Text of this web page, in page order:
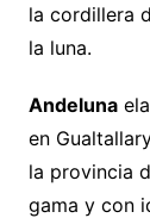
la cordillera
la luna.
Andeluna
en
la provincia
gama y con